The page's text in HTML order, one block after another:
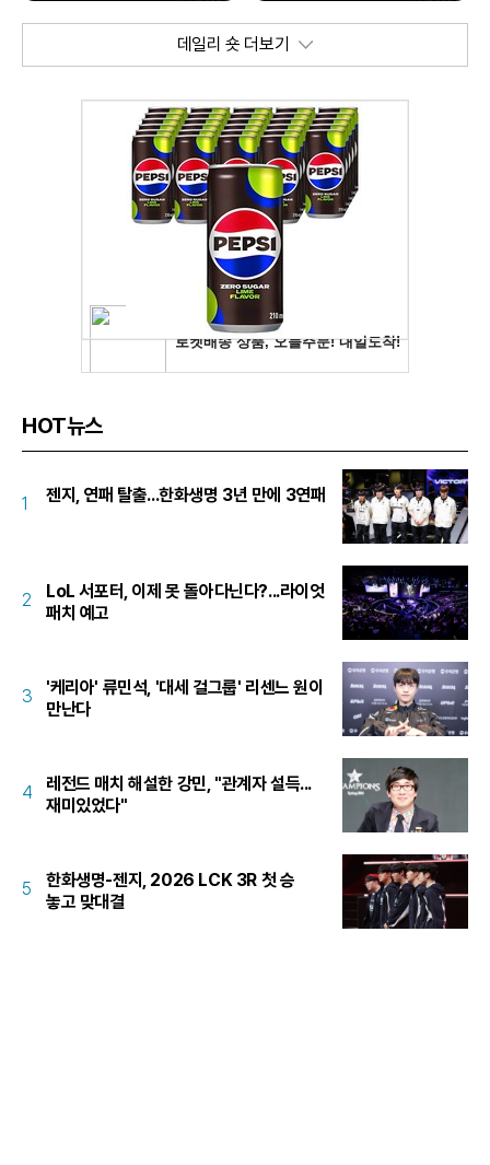
데일리 숏 더보기
HOT뉴스
1 젠지, 연패 탈출...한화생명 3년 만에 3연패
2
LoL 서포터, 이제 못 돌아다닌다?...라이엇
패치 예고
3
'케리아' 류민석, '대세 걸그룹' 리센느 원이
만난다
4
레전드 매치 해설한 강민, "관계자 설득...
재미있었다"
5
한화생명-젠지, 2026 LCK 3R 첫 승
놓고 맞대결